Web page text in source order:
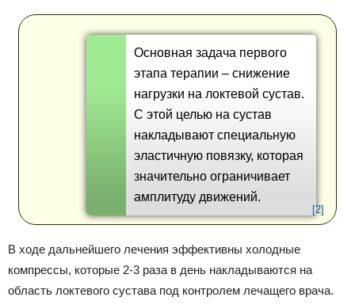
Основная задача первого
этапа терапии – снижение
нагрузки на локтевой сустав.
С этой целью на сустав
накладывают специальную
эластичную повязку, которая
значительно ограничивает
амплитуду движений.
[2]
В ходе дальнейшего лечения эффективны холодные
компрессы, которые 2-3 раза в день накладываются на
область локтевого сустава под контролем лечащего врача.